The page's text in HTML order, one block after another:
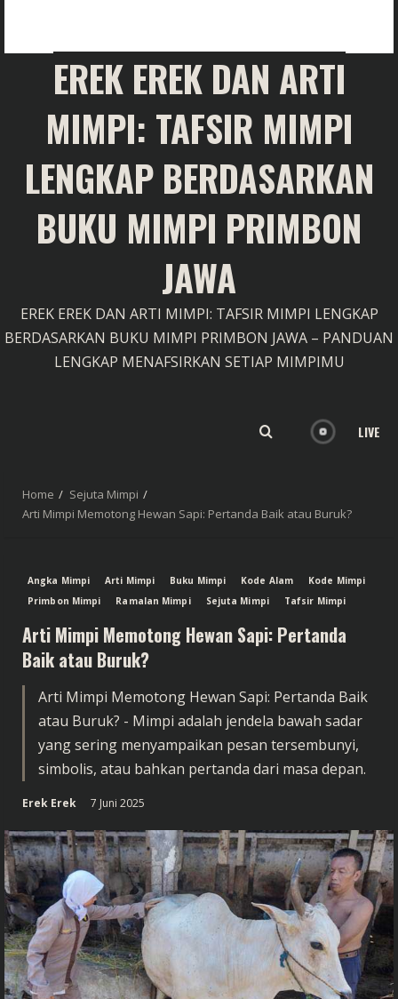
EREK EREK DAN ARTI
MIMPI: TAFSIR MIMPI
LENGKAP BERDASARKAN
BUKU MIMPI PRIMBON
JAWA
EREK EREK DAN ARTI MIMPI: TAFSIR MIMPI LENGKAP
BERDASARKAN BUKU MIMPI PRIMBON JAWA – PANDUAN
LENGKAP MENAFSIRKAN SETIAP MIMPIMU
LIVE
Home
Sejuta Mimpi
Arti Mimpi Memotong Hewan Sapi: Pertanda Baik atau Buruk?
Angka Mimpi Arti Mimpi Buku Mimpi Kode Alam
Kode Mimpi
Primbon Mimpi
Ramalan Mimpi Sejuta Mimpi Tafsir Mimpi
Arti Mimpi Memotong Hewan Sapi: Pertanda
Baik atau Buruk?
Arti Mimpi Memotong Hewan Sapi: Pertanda Baik
atau Buruk? - Mimpi adalah jendela bawah sadar
yang sering menyampaikan pesan tersembunyi,
simbolis, atau bahkan pertanda dari masa depan.
Erek Erek 7 Juni 2025